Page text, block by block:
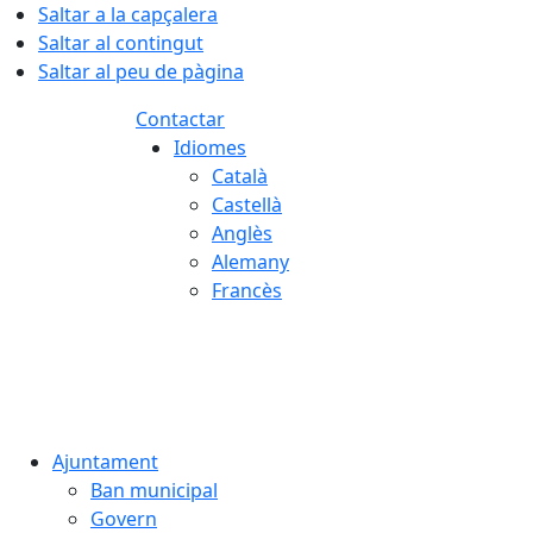
Saltar a la capçalera
Saltar al contingut
Saltar al peu de pàgina
Contactar
Idiomes
Català
Castellà
Anglès
Alemany
Francès
Ajuntament
Ban municipal
Govern